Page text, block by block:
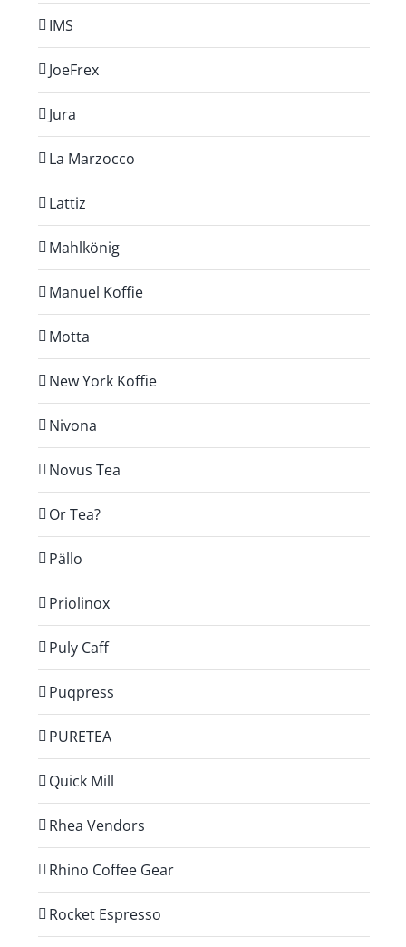
IMS
JoeFrex
Jura
La Marzocco
Lattiz
Mahlkönig
Manuel Koffie
Motta
New York Koffie
Nivona
Novus Tea
Or Tea?
Pällo
Priolinox
Puly Caff
Puqpress
PURETEA
Quick Mill
Rhea Vendors
Rhino Coffee Gear
Rocket Espresso